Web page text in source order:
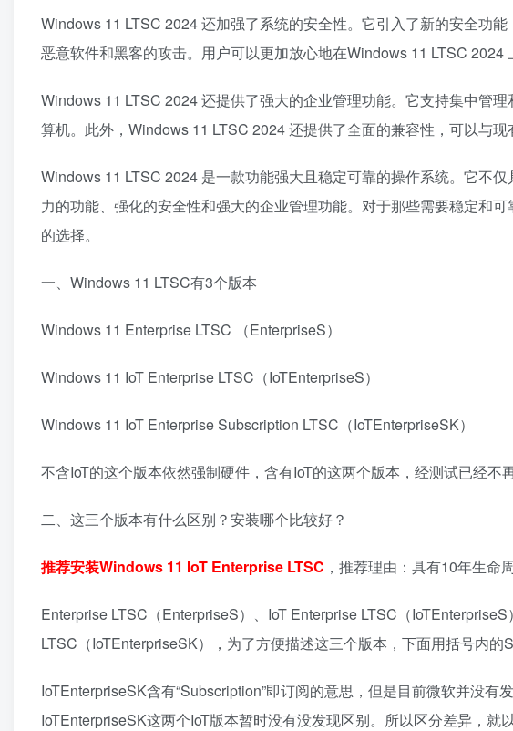
Windows 11 LTSC 2024 还加强了系统的安全性。它引入了新的安全功
恶意软件和黑客的攻击。用户可以更加放心地在Windows 11 LTSC 2024
Windows 11 LTSC 2024 还提供了强大的企业管理功能。它支持集中管
算机。此外，Windows 11 LTSC 2024 还提供了全面的兼容性，可以与现
Windows 11 LTSC 2024 是一款功能强大且稳定可靠的操作系统。它不
力的功能、强化的安全性和强大的企业管理功能。对于那些需要稳定和
的选择。
一、Windows 11 LTSC有3个版本
Windows 11 Enterprise LTSC （EnterpriseS）
Windows 11 IoT Enterprise LTSC（IoTEnterpriseS）
Windows 11 IoT Enterprise Subscription LTSC（IoTEnterpriseSK）
不含IoT的这个版本依然强制硬件，含有IoT的这两个版本，经测试已经不
二、这三个版本有什么区别？安装哪个比较好？
推荐安装Windows 11 IoT Enterprise LTSC ，推荐理由：具有10年生命
Enterprise LTSC（EnterpriseS）、IoT Enterprise LTSC（
LTSC（IoTEnterpriseSK），为了方便描述这三个版本，下面用括号内的
IoTEnterpriseSK含有“Subscription”即订阅的意思，但是目前微软并没有
IoTEnterpriseSK这两个IoT版本暂时没有没发现区别。所以区分差异，就